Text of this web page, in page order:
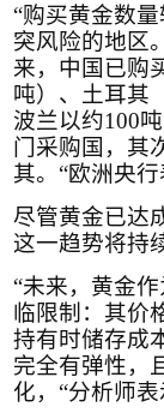
“购买黄金数
突风险的地区
来，中国已购
吨）、土耳其
波兰以约100
门采购国，其
其。“欧洲央行
尽管黄金已达
这一趋势将持
“未来，黄金
临限制：其价
持有时储存成
完全有弹性，
化，“分析师表